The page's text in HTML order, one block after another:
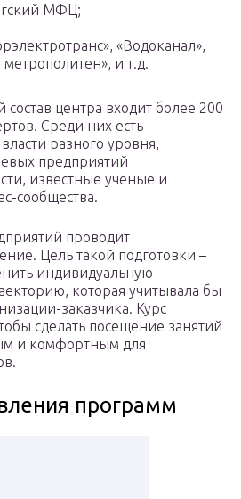
МФЦ;
«Водоканал»,
и т.д.
состав центра входит более 200
Среди них есть
разного уровня,
предприятий
известные ученые и
сообщества.
проводит
Цель такой подготовки –
индивидуальную
которая учитывала бы
заказчика. Курс
сделать посещение занятий
и комфортным для
программ